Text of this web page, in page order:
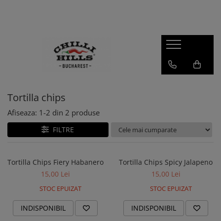
Sosuri Picante
Dulceata de ardei iute
Sos barbeque
Habanero
Super Hot
Merch
Tortilla chips
Afiseaza: 1-2 din 2 produse
FILTRE
Tortilla Chips Fiery Habanero
15,00 Lei
STOC EPUIZAT
INDISPONIBIL
Tortilla Chips Spicy Jalapeno
15,00 Lei
STOC EPUIZAT
INDISPONIBIL